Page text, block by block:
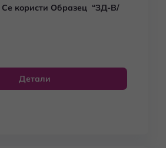
Се користи Образец “ЗД-В/
Детали